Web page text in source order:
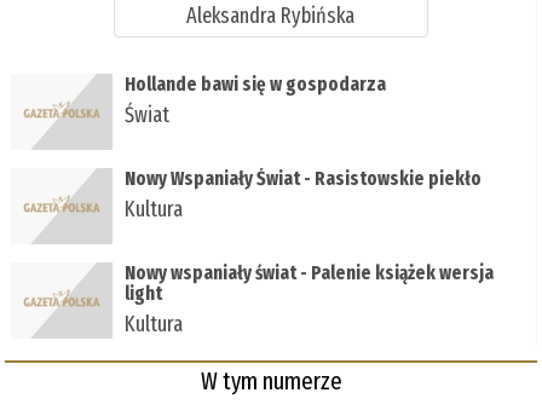
Aleksandra Rybińska
Hollande bawi się w gospodarza
Świat
Nowy Wspaniały Świat - Rasistowskie piekło
Kultura
Nowy wspaniały świat - Palenie książek wersja
light
Kultura
W tym numerze